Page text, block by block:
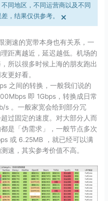
同地区，不同运营商以及不同
，结果仅供参考。
×
测速的宽带本身也有关系，一
距离越近，延迟越低。机场的
所以很多时候上海的朋友跑出
更好看。
之间的转换，一般我们说的
即 1Gbps，转换成日常
​s 。一般家宽会给到部分冗
过固定的速度。对大部分人而
是「伪需求」，一般节点多次
或 6.25MB ，就已经可以满
速，其实参考价值不高。